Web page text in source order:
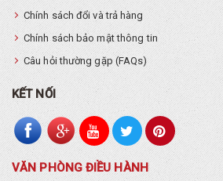
Chính sách đổi và trả hàng
Chính sách bảo mật thông tin
Câu hỏi thường gặp (FAQs)
KẾT NỐI
VĂN PHÒNG ĐIỀU HÀNH